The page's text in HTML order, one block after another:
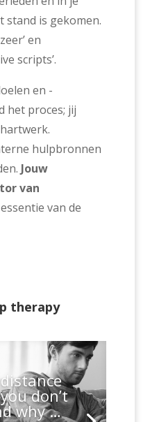
stand is gekomen.
en
scripts’.
en -
het proces; jij
hulpbronnen
Jouw
van
van de
therapy
don’t
why …